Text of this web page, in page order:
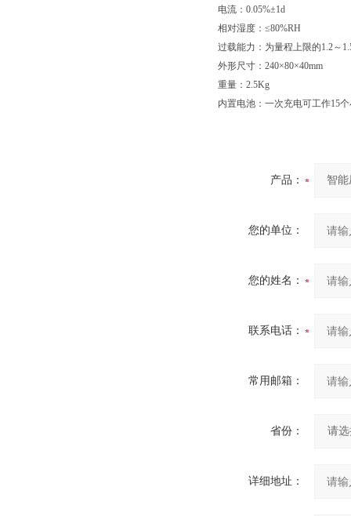
电流：0.05%±1d
相对湿度：≤80%RH
过载能力：为量程上限的1.2～
外形尺寸：240×80×40mm
重量：2.5Kg
内置电池：一次充电可工作15
产品：
您的单位：
您的姓名：
联系电话：
常用邮箱：
省份：
详细地址：